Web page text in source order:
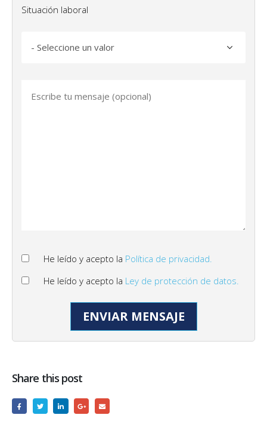
Situación laboral
He leído y acepto la Política de privacidad.
He leído y acepto la Ley de protección de datos.
Share this post